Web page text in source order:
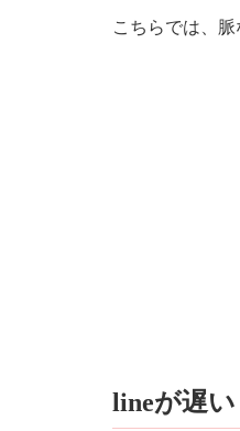
こちらでは、
lineが遅